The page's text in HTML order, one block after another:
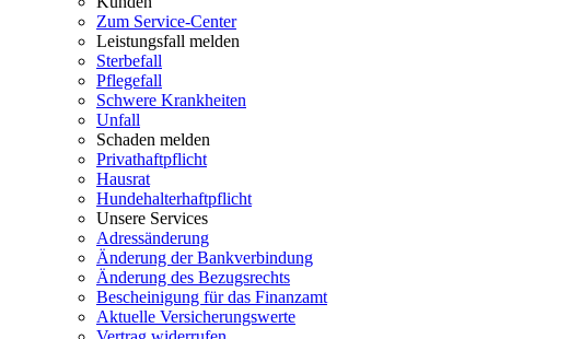
Zum Service-Center
Leistungsfall melden
Sterbefall
Pflegefall
Schwere Krankheiten
Unfall
Schaden melden
Privathaftpflicht
Hausrat
Hundehalterhaftpflicht
Unsere Services
Adressänderung
Änderung der Bankverbindung
Änderung des Bezugsrechts
Bescheinigung für das Finanzamt
Aktuelle Versicherungswerte